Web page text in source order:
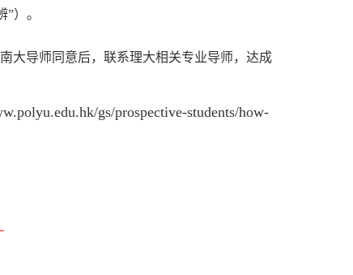
）。
大导师同意后，联系理大相关专业导师，达成
gs/prospective-students/how-